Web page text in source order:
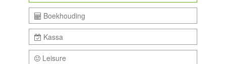
Boekhouding
Kassa
Leisure